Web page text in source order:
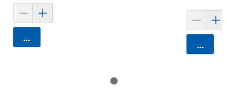
카트에 담기
카트에